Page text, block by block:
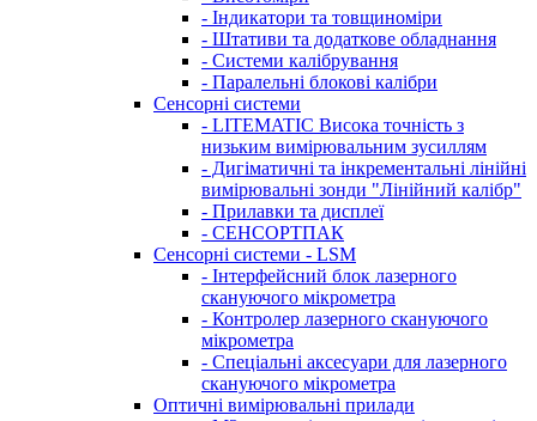
- Індикатори та товщиноміри
- Штативи та додаткове обладнання
- Системи калібрування
- Паралельні блокові калібри
Сенсорні системи
- LITEMATIC Висока точність з
низьким вимірювальним зусиллям
- Дигіматичні та інкрементальні лінійні
вимірювальні зонди "Лінійний калібр"
- Прилавки та дисплеї
- СЕНСОРТПАК
Сенсорні системи - LSM
- Інтерфейсний блок лазерного
скануючого мікрометра
- Контролер лазерного скануючого
мікрометра
- Спеціальні аксесуари для лазерного
скануючого мікрометра
Оптичні вимірювальні прилади